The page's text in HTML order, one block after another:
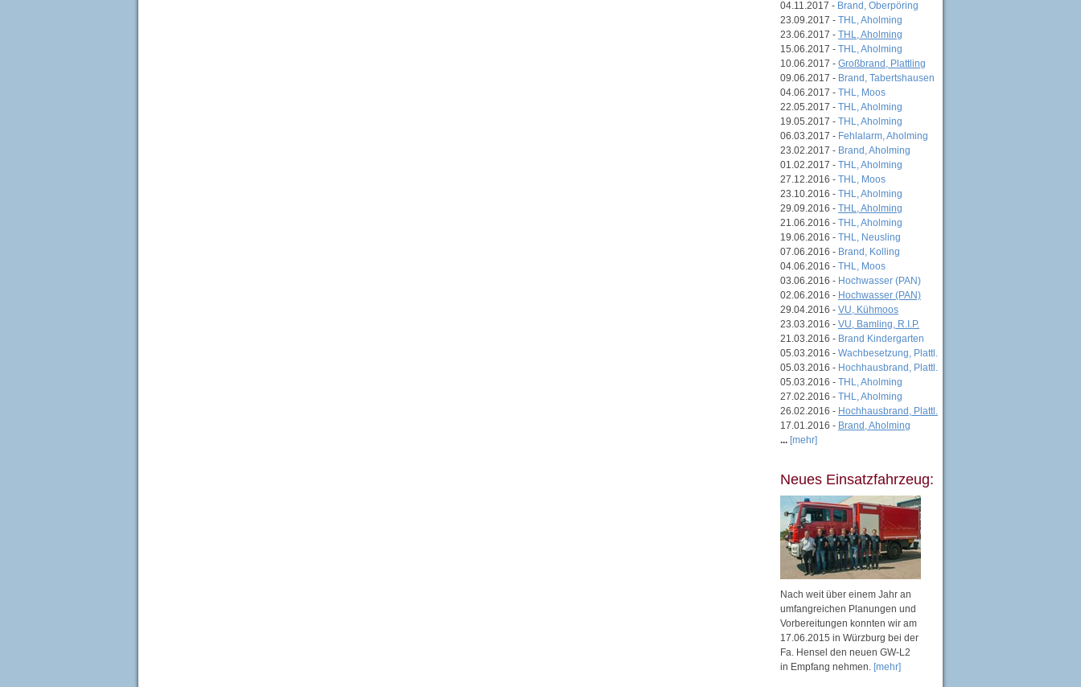
04.11.2017 - Brand, Oberpöring
23.09.2017 - THL, Aholming
23.06.2017 - THL, Aholming
15.06.2017 - THL, Aholming
10.06.2017 - Großbrand, Plattling
09.06.2017 - Brand, Tabertshausen
04.06.2017 - THL, Moos
22.05.2017 - THL, Aholming
19.05.2017 - THL, Aholming
06.03.2017 - Fehlalarm, Aholming
23.02.2017 - Brand, Aholming
01.02.2017 - THL, Aholming
27.12.2016 - THL, Moos
23.10.2016 - THL, Aholming
29.09.2016 - THL, Aholming
21.06.2016 - THL, Aholming
19.06.2016 - THL, Neusling
07.06.2016 - Brand, Kolling
04.06.2016 - THL, Moos
03.06.2016 - Hochwasser (PAN)
02.06.2016 - Hochwasser (PAN)
29.04.2016 - VU, Kühmoos
23.03.2016 - VU, Bamling, R.I.P.
21.03.2016 - Brand Kindergarten
05.03.2016 - Wachbesetzung, Plattl.
05.03.2016 - Hochhausbrand, Plattl.
05.03.2016 - THL, Aholming
27.02.2016 - THL, Aholming
26.02.2016 - Hochhausbrand, Plattl.
17.01.2016 - Brand, Aholming
... [mehr]
Neues Einsatzfahrzeug:
Nach weit über einem Jahr an
umfangreichen Planungen und
Vorbereitungen konnten wir am
17.06.2015 in Würzburg bei der
Fa. Hensel den neuen GW-L2
in Empfang nehmen. [mehr]